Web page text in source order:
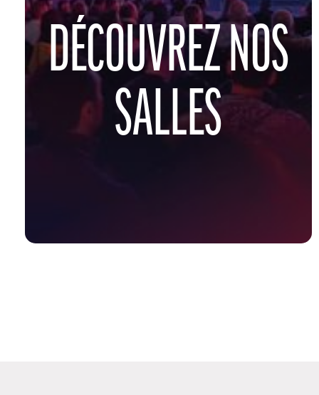
DÉCOUVREZ NOS
SALLES